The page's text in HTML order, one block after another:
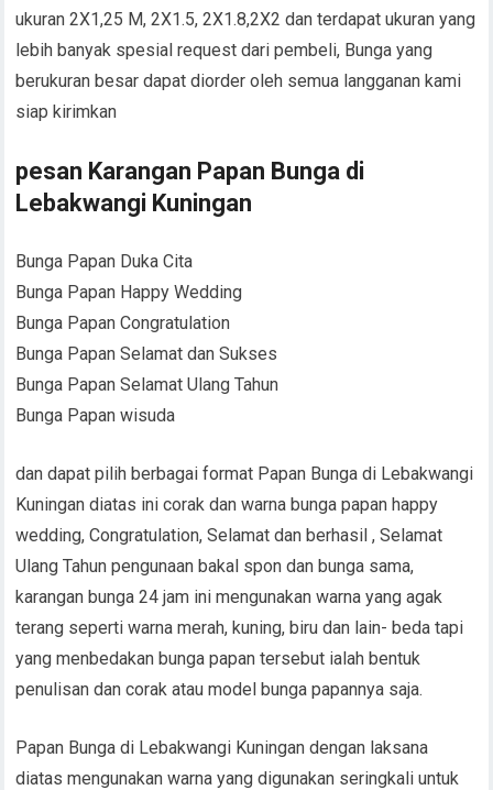
ukuran 2X1,25 M, 2X1.5, 2X1.8,2X2 dan terdapat ukuran yang
lebih banyak spesial request dari pembeli, Bunga yang
berukuran besar dapat diorder oleh semua langganan kami
siap kirimkan
pesan Karangan Papan Bunga di
Lebakwangi Kuningan
Bunga Papan Duka Cita
Bunga Papan Happy Wedding
Bunga Papan Congratulation
Bunga Papan Selamat dan Sukses
Bunga Papan Selamat Ulang Tahun
Bunga Papan wisuda
dan dapat pilih berbagai format Papan Bunga di Lebakwangi
Kuningan diatas ini corak dan warna bunga papan happy
wedding, Congratulation, Selamat dan berhasil , Selamat
Ulang Tahun pengunaan bakal spon dan bunga sama,
karangan bunga 24 jam ini mengunakan warna yang agak
terang seperti warna merah, kuning, biru dan lain- beda tapi
yang menbedakan bunga papan tersebut ialah bentuk
penulisan dan corak atau model bunga papannya saja.
Papan Bunga di Lebakwangi Kuningan dengan laksana
diatas mengunakan warna yang digunakan seringkali untuk